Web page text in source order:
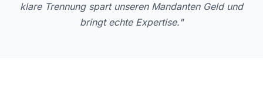
klare Trennung spart unseren Mandanten Geld und
bringt echte Expertise."